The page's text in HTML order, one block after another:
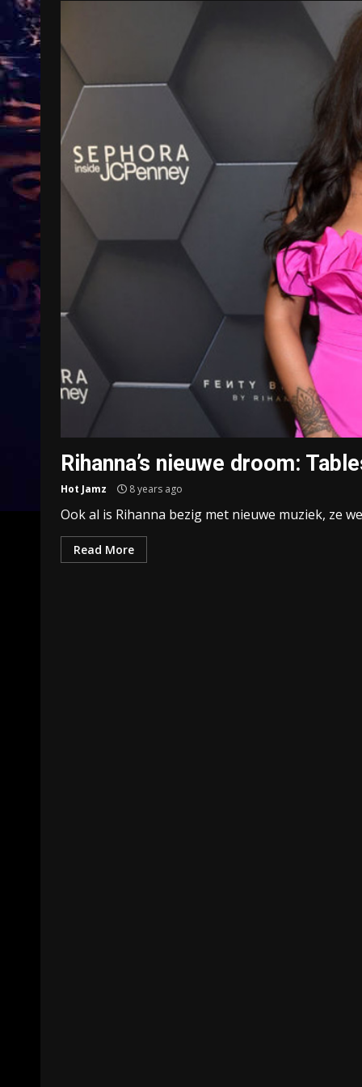
Rihanna’s nieuwe droom:
Hot Jamz 8 years ago
Ook al is Rihanna bezig met nieuwe muziek, ze
Read More
Treinkaartjes worden duurder,
abonnementen verdwijnen
9 months ago